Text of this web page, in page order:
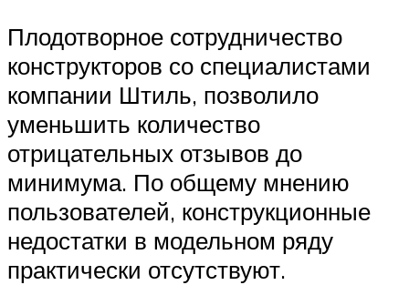
Плодотворное сотрудничество
конструкторов со специалистами
компании Штиль, позволило
уменьшить количество
отрицательных отзывов до
минимума. По общему мнению
пользователей, конструкционные
недостатки в модельном ряду
практически отсутствуют.